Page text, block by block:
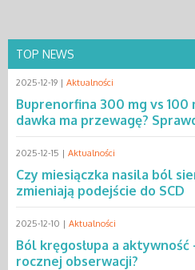
TOP NEWS
2025-12-19 | Aktualności
Buprenorfina 300 mg vs 100
dawka ma przewagę?
2025-12-15 | Aktualności
Czy miesiączka nasila ból
zmieniają podejście do SCD
2025-12-10 | Aktualności
Ból kręgosłupa a
rocznej obserwacji?